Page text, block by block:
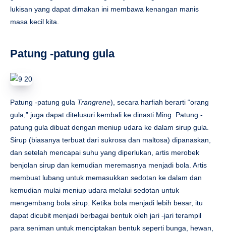
lukisan yang dapat dimakan ini membawa kenangan manis
masa kecil kita.
Patung -patung gula
Patung -patung gula Trangrene), secara harfiah berarti “orang
gula,” juga dapat ditelusuri kembali ke dinasti Ming. Patung -
patung gula dibuat dengan meniup udara ke dalam sirup gula.
Sirup (biasanya terbuat dari sukrosa dan maltosa) dipanaskan,
dan setelah mencapai suhu yang diperlukan, artis merobek
benjolan sirup dan kemudian meremasnya menjadi bola. Artis
membuat lubang untuk memasukkan sedotan ke dalam dan
kemudian mulai meniup udara melalui sedotan untuk
mengembang bola sirup. Ketika bola menjadi lebih besar, itu
dapat dicubit menjadi berbagai bentuk oleh jari -jari terampil
para seniman untuk menciptakan bentuk seperti bunga, hewan,